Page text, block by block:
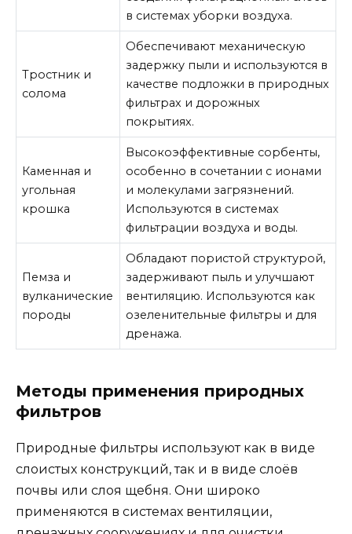
в системах уборки воздуха.
Тростник и
солома
Обеспечивают механическую
задержку пыли и используются в
качестве подложки в природных
фильтрах и дорожных
покрытиях.
Каменная и
угольная
крошка
Высокоэффективные сорбенты,
особенно в сочетании с ионами
и молекулами загрязнений.
Используются в системах
фильтрации воздуха и воды.
Пемза и
вулканические
породы
Обладают пористой структурой,
задерживают пыль и улучшают
вентиляцию. Используются как
озеленительные фильтры и для
дренажа.
Методы применения природных
фильтров
Природные фильтры используют как в виде
слоистых конструкций, так и в виде слоёв
почвы или слоя щебня. Они широко
применяются в системах вентиляции,